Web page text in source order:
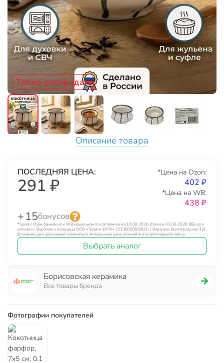
Товар распродан
Описание товара
ПОСЛЕДНЯЯ ЦЕНА:
291 ₽
*Цена на Ozon:
402 ₽
*Цена на WB:
438 ₽
+ 15бонусов
*Цена с Озон банком или WB кошельком по состоянию на 10.08.2026 (Озон) и 03.08.2026 (ВБ) для
региона г. Воронеж у продавца ООО «Прайм» (ОГРН 1233600006903, г. Воронеж, Волгоградская 32).
В течение дня цена может изменяться. Актуальную цену уточняйте на сайте маркетплейса.
Выбрать аналог
Борисовская керамика
Все товары бренда
Фотографии покупателей